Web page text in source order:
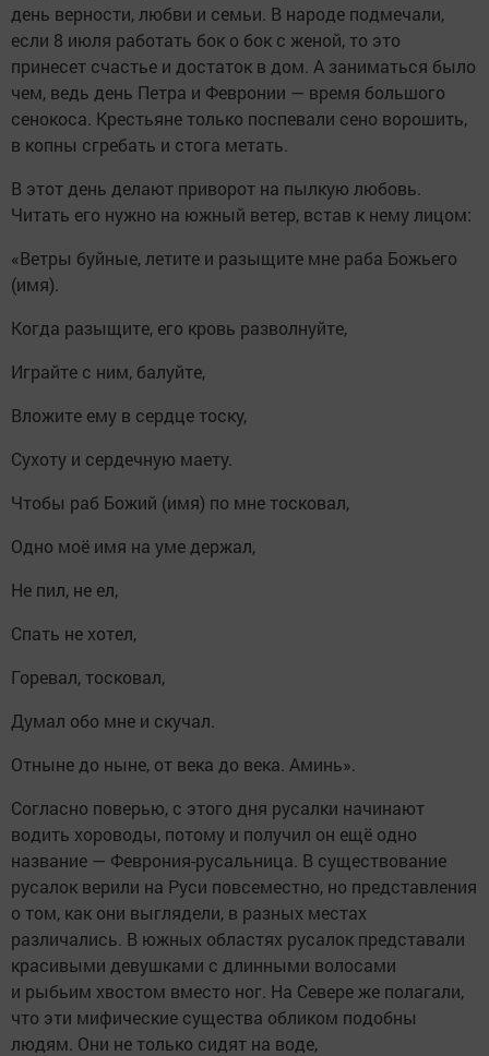
день верности, любви и семьи. В народе подмечали,
если 8 июля работать бок о бок с женой, то это
принесет счастье и достаток в дом. А заниматься было
чем, ведь день Петра и Февронии — время большого
сенокоса. Крестьяне только поспевали сено ворошить,
в копны сгребать и стога метать.
В этот день делают приворот на пылкую любовь.
Читать его нужно на южный ветер, встав к нему лицом:
«Ветры буйные, летите и разыщите мне раба Божьего
(имя).
Когда разыщите, его кровь разволнуйте,
Играйте с ним, балуйте,
Вложите ему в сердце тоску,
Сухоту и сердечную маету.
Чтобы раб Божий (имя) по мне тосковал,
Одно моё имя на уме держал,
Не пил, не ел,
Спать не хотел,
Горевал, тосковал,
Думал обо мне и скучал.
Отныне до ныне, от века до века. Аминь».
Согласно поверью, с этого дня русалки начинают
водить хороводы, потому и получил он ещё одно
название — Феврония-русальница. В существование
русалок верили на Руси повсеместно, но представления
о том, как они выглядели, в разных местах
различались. В южных областях русалок представали
красивыми девушками с длинными волосами
и рыбьим хвостом вместо ног. На Севере же полагали,
что эти мифические существа обликом подобны
людям. Они не только сидят на воде,